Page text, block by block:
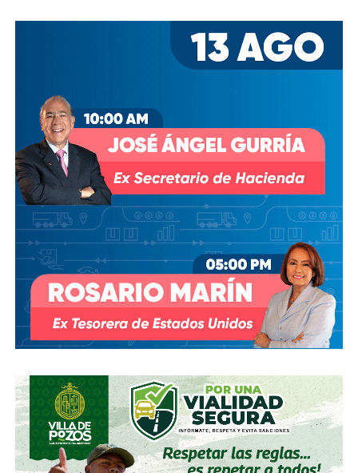
Arrancó la carrera, todos la van perdiendo |